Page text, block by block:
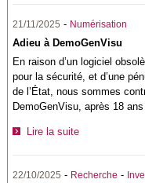
21/11/2025 - Numérisation
Adieu à DemoGenVisu
En raison d’un logiciel
pour la sécurité, et d’une
de l’État, nous sommes
DemoGenVisu, après 18 ans
Lire la suite
22/10/2025 - Recherche -